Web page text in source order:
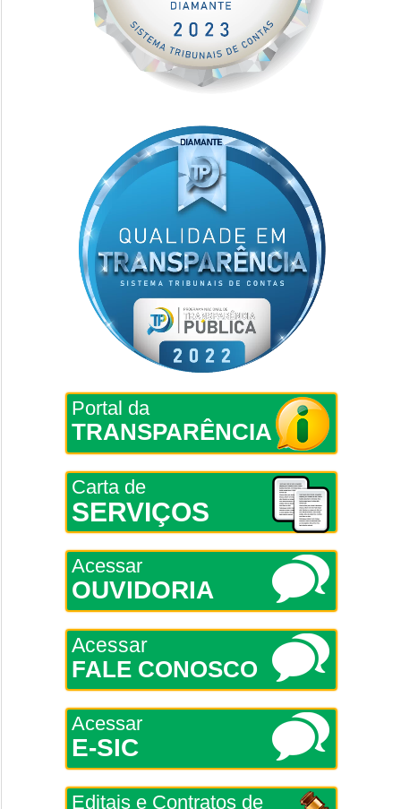
Portal da
TRANSPARÊNCIA
Carta de
SERVIÇOS
Acessar
OUVIDORIA
Acessar
FALE CONOSCO
Acessar
E-SIC
Editais e Contratos de